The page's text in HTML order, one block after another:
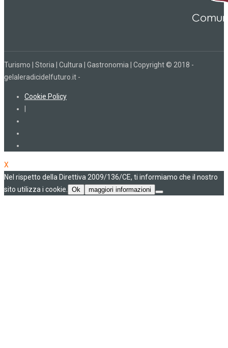
Turismo | Storia | Cultura | Gastronomia | Copyright © 2018 -
gelaleradicidelfuturo.it -
Cookie Policy
X
Nel rispetto della Direttiva 2009/136/CE, ti informiamo che il nostro
sito utilizza i cookie.
Ok maggiori informazioni